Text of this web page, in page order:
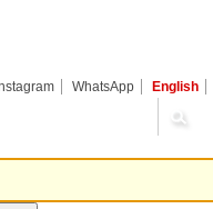
WhatsApp English